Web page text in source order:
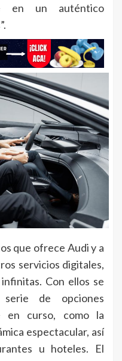
en un auténtico
que ofrece Audi y a
servicios digitales,
Con ellos se
de opciones
en curso, como la
espectacular, así
u hoteles. El